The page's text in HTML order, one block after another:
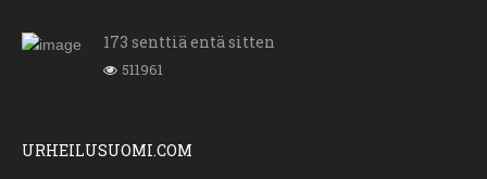
173 senttiä entä sitten
511961
URHEILUSUOMI.COM